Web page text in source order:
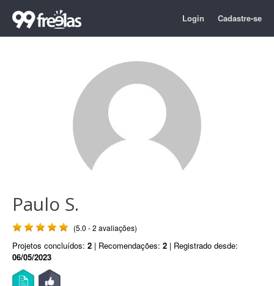
Login Cadastre-se
Paulo S.
(5.0 - 2 avaliações)
Projetos concluídos: 2 | Recomendações: 2 | Registrado desde:
06/05/2023